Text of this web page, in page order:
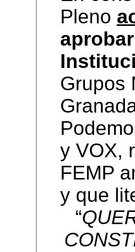
Pleno
aprobar
Grupos
y VOX,
FEMP
y que
“